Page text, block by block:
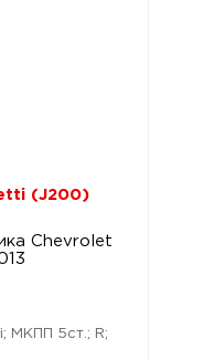
(J200)
Chevrolet
МКПП 5ст.; R;